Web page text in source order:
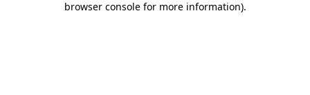
browser console for more information).